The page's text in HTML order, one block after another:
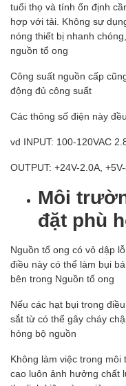
tuổi thọ và tính ổn định
hợp với tải. Không sự
nóng thiết bị nhanh
nguồn tổ ong
Công suất nguồn cấp
động đủ công suất
Các thông số điện này
vd INPUT: 100-120VAC
OUTPUT: +24V-2.0A,
Môi
đặt phù
Nguồn tổ ong có vỏ dập
điều này có thể làm bụi
bên trong Nguồn tổ ong
Nếu các hạt bụi trong
sắt từ có thể gây cháy
hỏng bộ nguồn
Không làm việc trong
cao luôn ảnh hưởng chất